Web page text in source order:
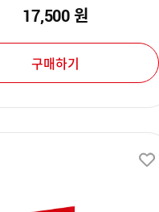
17,500원
구매하기